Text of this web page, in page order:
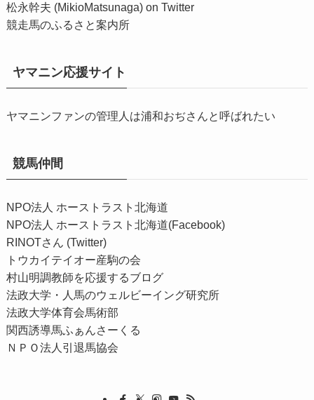
松永幹夫 (MikioMatsunaga) on Twitter
競走馬のふるさと案内所
ヤマニン応援サイト
ヤマニンファンの管理人は浦和おぢさんと呼ばれたい
競馬仲間
NPO法人 ホーストラスト北海道
NPO法人 ホーストラスト北海道(Facebook)
RINOTさん (Twitter)
トウカイテイオー産駒の会
村山明調教師を応援するブログ
法政大学・人馬のウェルビーイング研究所
法政大学体育会馬術部
関西誘導馬ふぁんさーくる
ＮＰＯ法人引退馬協会